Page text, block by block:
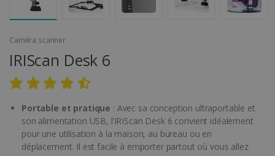
Caméra scanner
IRIScan Desk 6
Portable et pratique : Avec sa conception ultraportable et
son alimentation USB, l’IRIScan Desk 6 convient idéalement
pour une utilisation à la maison, au bureau ou en
déplacement. Il est facile à emporter partout où vous allez